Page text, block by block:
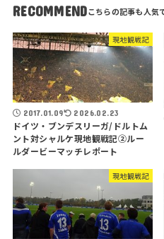
RECOMMEND
現地観戦記
2017.01.09 2026.02.23
ドイツ・ブンデスリーガ/ドルトム
ント対シャルケ現地観戦記②ルー
ルダービーマッチレポート
現地観戦記